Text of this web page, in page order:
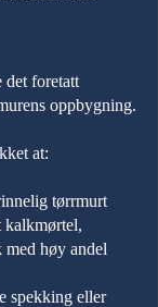
det foretatt
oppbygning.
at:
tørrmurt
kalkmørtel,
høy andel
spekking eller